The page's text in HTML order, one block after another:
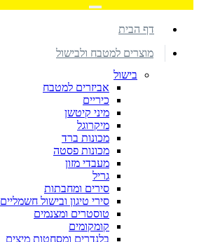
דף הבית
מוצרים למטבח ולבישול
בישול
אביזרים למטבח
כיריים
מיני קיטשן
מיקרוגל
מכונות ברד
מכונות פסטה
מעבדי מזון
גריל
סירים ומחבתות
סירי טיגון ובישול חשמליים
טוסטרים ומצנמים
קומקומים
בלנדרים ומסחטות מיצים